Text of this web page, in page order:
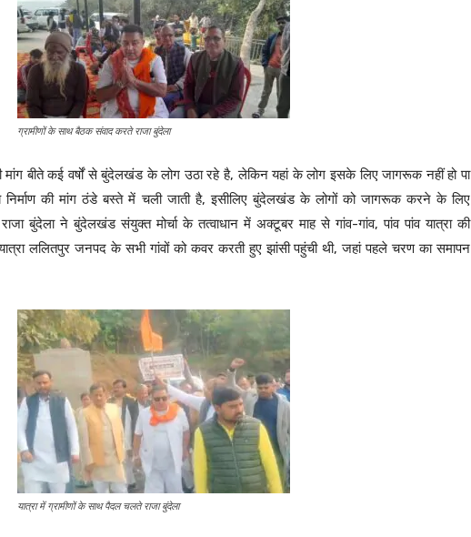
ग्रामीणों के साथ बैठक संवाद करते राजा बुंदेला
बीते कई वर्षों से बुंदेलखंड के लोग उठा रहे है, लेकिन यहां के लोग इसके लिए जागरूक नहीं हो पा
की मांग ठंडे बस्ते में चली जाती है, इसीलिए बुंदेलखंड के लोगों को जागरूक करने के लिए
बुंदेला ने बुंदेलखंड संयुक्त मोर्चा के तत्वाधान में अक्टूबर माह से गांव-गांव, पांव पांव यात्रा की
ललितपुर जनपद के सभी गांवों को कवर करती हुए झांसी पहुंची थी, जहां पहले चरण का समापन
यात्रा में ग्रामीणों के साथ पैदल चलते राजा बुंदेला